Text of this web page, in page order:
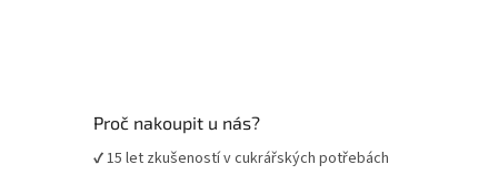
Proč nakoupit u nás?
✔ 15 let zkušeností v cukrářských potřebách